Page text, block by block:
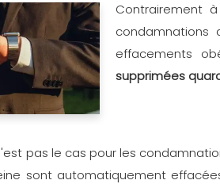
Contrairement
effacements
supprimées
pas le cas pour les
sont automatiquement